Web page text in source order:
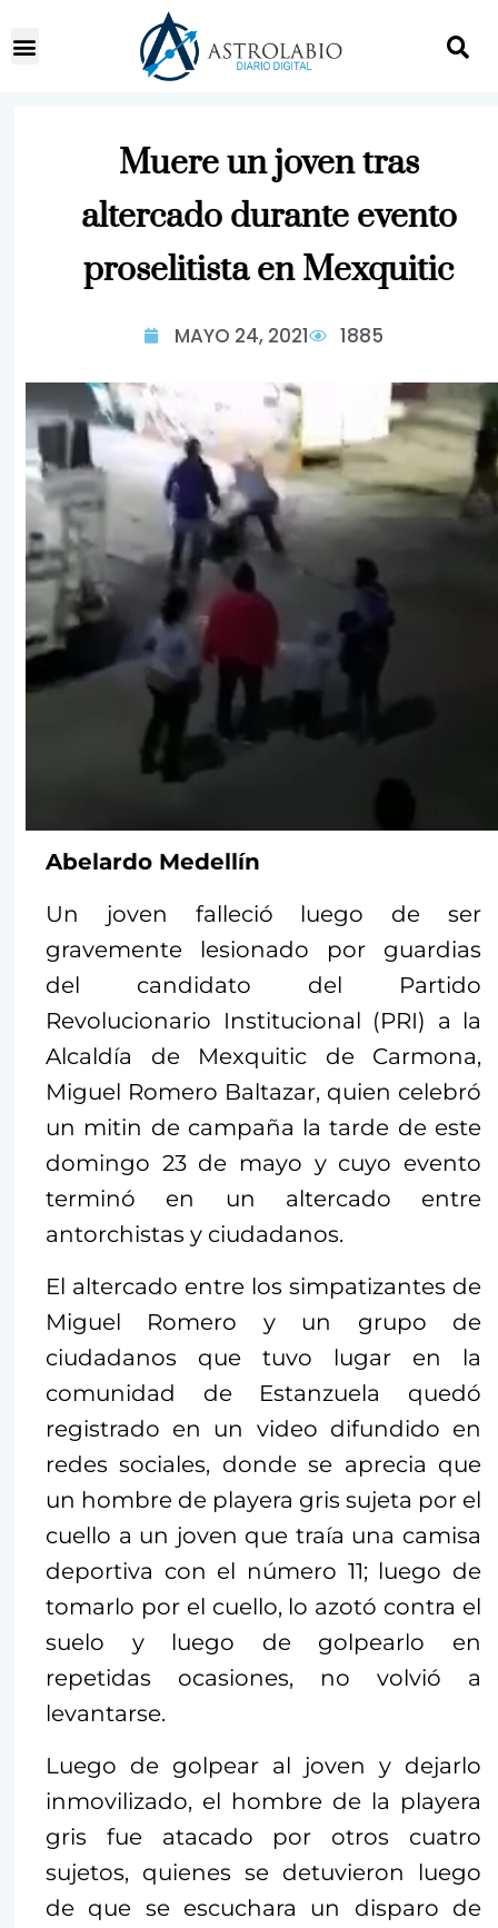
Muere un joven tras
altercado durante evento
proselitista en Mexquitic
MAYO 24, 2021 1885
Abelardo Medellín
Un joven falleció luego de ser
gravemente lesionado por guardias
del candidato del Partido
Revolucionario Institucional (PRI) a la
Alcaldía de Mexquitic de Carmona,
Miguel Romero Baltazar, quien celebró
un mitin de campaña la tarde de este
domingo 23 de mayo y cuyo evento
terminó en un altercado entre
antorchistas y ciudadanos.
El altercado entre los simpatizantes de
Miguel Romero y un grupo de
ciudadanos que tuvo lugar en la
comunidad de Estanzuela quedó
registrado en un video difundido en
redes sociales, donde se aprecia que
un hombre de playera gris sujeta por el
cuello a un joven que traía una camisa
deportiva con el número 11; luego de
tomarlo por el cuello, lo azotó contra el
suelo y luego de golpearlo en
repetidas ocasiones, no volvió a
levantarse.
Luego de golpear al joven y dejarlo
inmovilizado, el hombre de la playera
gris fue atacado por otros cuatro
sujetos, quienes se detuvieron luego
de que se escuchara un disparo de